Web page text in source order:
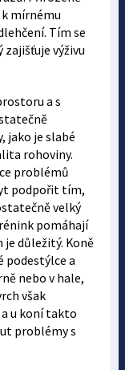
mírnému
Tím se
výživu
a s
jako je slabé
rohoviny.
problémů
podpořit tím,
velký
pomáhají
je důležitý. Koně
podestýlce a
nebo v hale,
však
u koní takto
problémy s